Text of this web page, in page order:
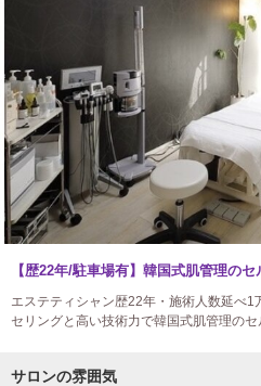
【歴22年/駐車場有】韓国式肌管理の
エステティシャン歴22年・施術人数延べ
セリングと高い技術力で韓国式肌管理の
サロンの雰囲気